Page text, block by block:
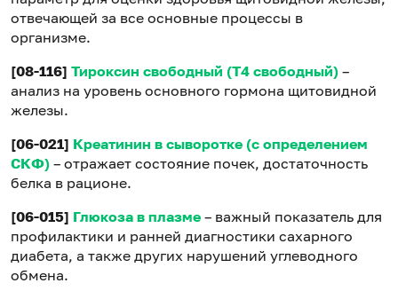
отвечающей за все основные процессы в
организме.
[08-116] Тироксин свободный (Т4 свободный) –
анализ на уровень основного гормона щитовидной
железы.
[06-021] Креатинин в сыворотке (с определением
СКФ) – отражает состояние почек, достаточность
белка в рационе.
[06-015] Глюкоза в плазме – важный показатель для
профилактики и ранней диагностики сахарного
диабета, а также других нарушений углеводного
обмена.